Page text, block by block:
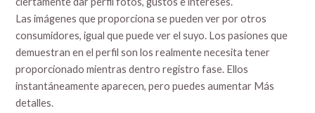
Las imágenes que proporciona se pueden ver por otros
consumidores, igual que puede ver el suyo. Los pasiones que
demuestran en el perfil son los realmente necesita tener
proporcionado mientras dentro registro fase. Ellos
instantáneamente aparecen, pero puedes aumentar Más
detalles.